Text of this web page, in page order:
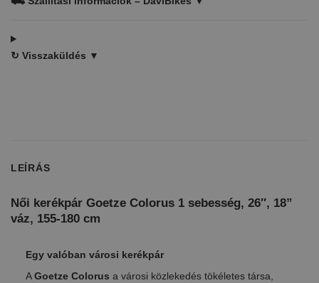
↻ Visszaküldés ▼
LEÍRÁS
Női kerékpár Goetze Colorus 1 sebesség, 26″, 18”
váz, 155-180 cm
Egy valóban városi kerékpár
AGoetze Colorus a városi közlekedés tökéletes társa,